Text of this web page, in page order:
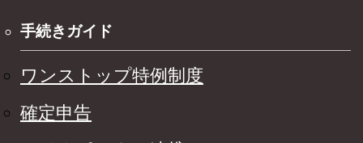
手続きガイド
ワンストップ特例制度
確定申告